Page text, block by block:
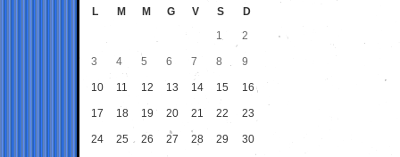
L M M G V S
D
1
2
3 4 5 6 7 8 9
10 11 12 13 14 15 16
17 18 19 20 21 22 23
24 25 26 27 28 29 30